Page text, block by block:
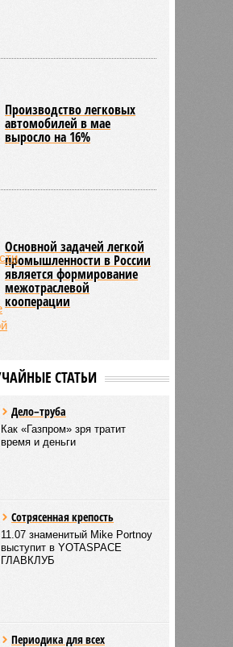
Производство легковых
автомобилей в мае
Основной задачей легкой
промышленности в России
является формирование
межотраслевой
кооперации
Дело–труба
Как «Газпром» зря тратит
Сотрясенная крепость
11.07 знаменитый Mike Portnoy
выступит в YOTASPACE